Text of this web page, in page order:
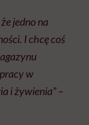
​​jedno na
I chcę coś
pracy w
i żywienia” –